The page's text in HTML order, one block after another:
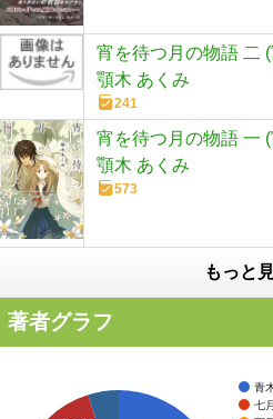
宵を待つ月の物語 二
顎木 あくみ
241
宵を待つ月の物語 一
顎木 あくみ
573
もっと
著者グラフ
青
七